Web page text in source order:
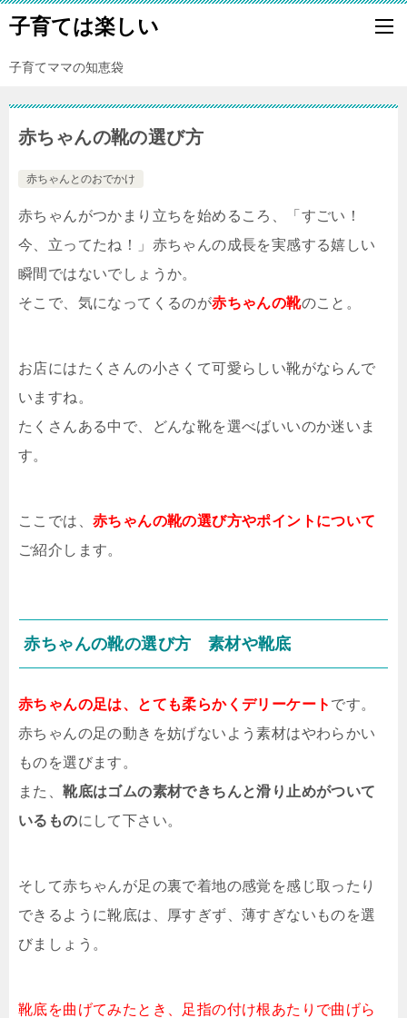
子育ては楽しい
子育てママの知恵袋
赤ちゃんの靴の選び方
赤ちゃんとのおでかけ
赤ちゃんがつかまり立ちを始めるころ、「すごい！
今、立ってたね！」赤ちゃんの成長を実感する嬉しい
瞬間ではないでしょうか。
そこで、気になってくるのが赤ちゃんの靴のこと。
お店にはたくさんの小さくて可愛らしい靴がならんで
いますね。
たくさんある中で、どんな靴を選べばいいのか迷いま
す。
ここでは、 赤ちゃんの靴の選び方やポイントについて
ご紹介します。
赤ちゃんの靴の選び方 素材や靴底
赤ちゃんの足は、とても柔らかくデリーケート です。
赤ちゃんの足の動きを妨げないよう素材はやわらかい
ものを選びます。
また、靴底はゴムの素材できちんと滑り止めがついて
いるものにして下さい。
そして赤ちゃんが足の裏で着地の感覚を感じ取ったり
できるように靴底は、厚すぎず、薄すぎないものを選
びましょう。
靴底を曲げてみたとき、足指の付け根あたりで曲げら